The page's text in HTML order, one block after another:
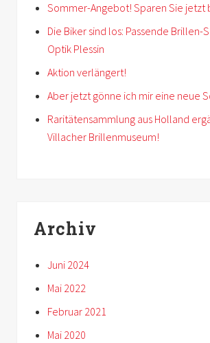
Sommer-Angebot! Sparen Sie jetzt
Die Biker sind los: Passende Brillen-
Optik Plessin
Aktion verlängert!
Aber jetzt gönne ich mir eine neue
Raritätensammlung aus Holland
Villacher Brillenmuseum!
Archiv
Juni 2024
Mai 2022
Februar 2021
Mai 2020